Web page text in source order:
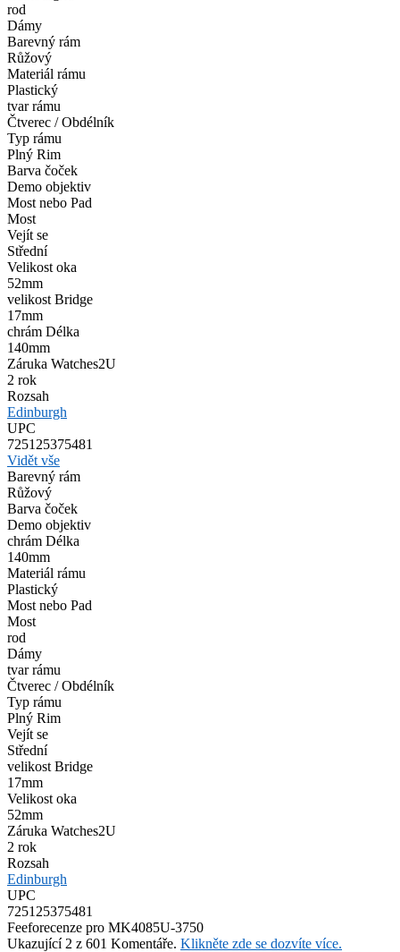
rod
Dámy
Barevný rám
Růžový
Materiál rámu
Plastický
tvar rámu
Čtverec / Obdélník
Typ rámu
Plný Rim
Barva čoček
Demo objektiv
Most nebo Pad
Most
Vejít se
Střední
Velikost oka
52mm
velikost Bridge
17mm
chrám Délka
140mm
Záruka Watches2U
2 rok
Rozsah
Edinburgh
UPC
725125375481
Vidět vše
Barevný rám
Růžový
Barva čoček
Demo objektiv
chrám Délka
140mm
Materiál rámu
Plastický
Most nebo Pad
Most
rod
Dámy
tvar rámu
Čtverec / Obdélník
Typ rámu
Plný Rim
Vejít se
Střední
velikost Bridge
17mm
Velikost oka
52mm
Záruka Watches2U
2 rok
Rozsah
Edinburgh
UPC
725125375481
Feeforecenze pro MK4085U-3750
Ukazující 2 z 601 Komentáře. Klikněte zde se dozvíte více.